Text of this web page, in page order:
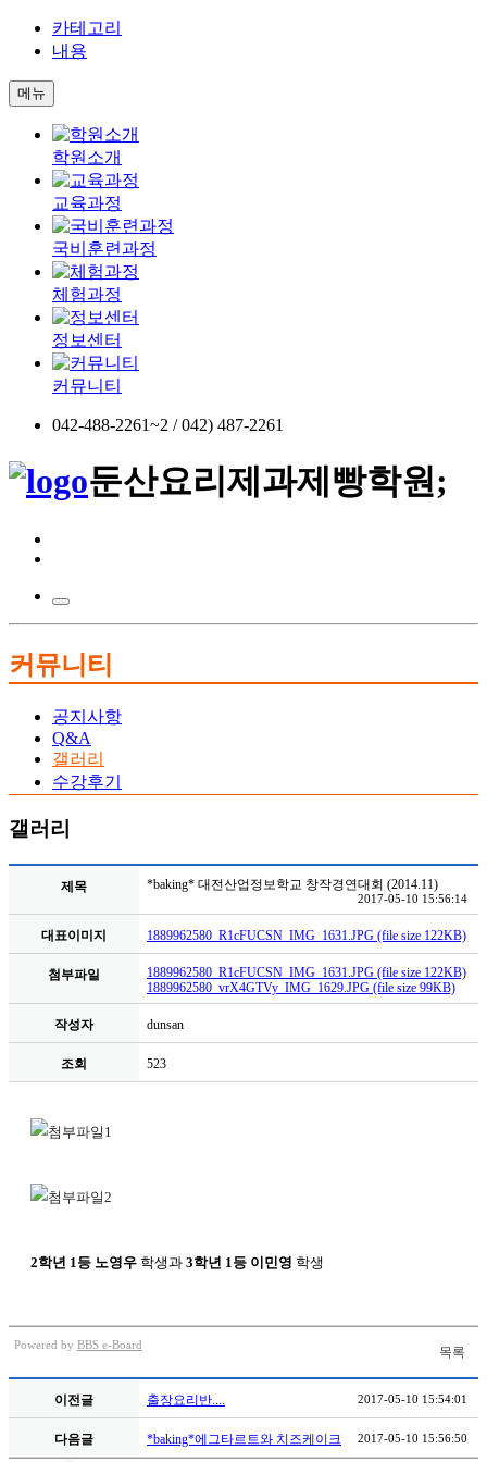
카테고리
내용
메뉴
학원소개
교육과정
국비훈련과정
체험과정
정보센터
커뮤니티
042-488-2261~2 / 042) 487-2261
둔산요리제과제빵학원;
커뮤니티
공지사항
Q&A
갤러리
수강후기
갤러리
제목 *baking* 대전산업정보학교 창작경연대회 (2014.11)
2017-05-10 15:56:14
대표이미지 1889962580_R1cFUCSN_IMG_1631.JPG (file size 122KB)
첨부파일
1889962580_R1cFUCSN_IMG_1631.JPG (file size 122KB)
1889962580_vrX4GTVy_IMG_1629.JPG (file size 99KB)
작성자 dunsan
조회 523
2학년 1등 노영우 학생과 3학년 1등 이민영 학생
Powered by BBS e-Board 목록
이전글 출장요리반.... 2017-05-10 15:54:01
다음글 *baking*에그타르트와 치즈케이크 2017-05-10 15:56:50